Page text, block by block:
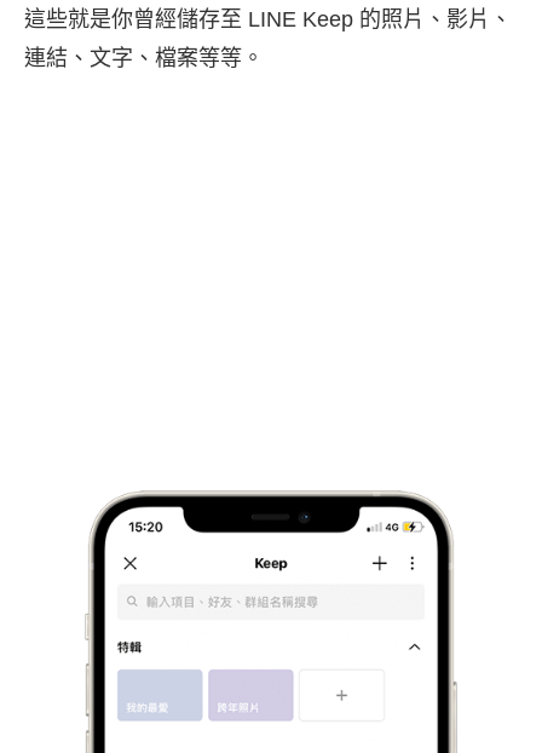
這些就是你曾經儲存至 LINE Keep 的照片、影片、
連結、文字、檔案等等。